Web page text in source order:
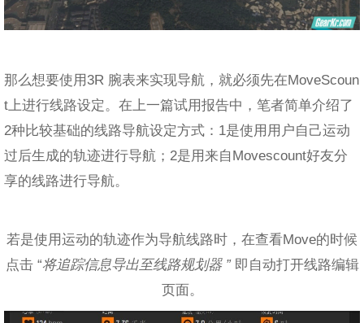
那么想要使用3R 腕表来实现导航，就必须先在MoveScoun
t上进行线路设定。在上一篇试用报告中，笔者简单介绍了
2种比较基础的线路导航设定方式：1是使用用户自己运动
过后生成的轨迹进行导航；2是用来自Movescount好友分
享的线路进行导航。
若是使用运动的轨迹作为导航线路时，在查看Move的时候
点击 “将追踪信息导出至线路规划器 ”即自动打开线路编辑
页面。